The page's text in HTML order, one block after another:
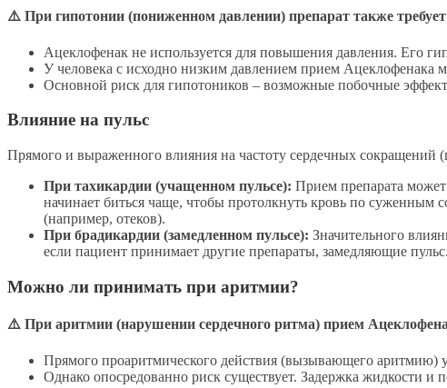
⚠️ При гипотонии (пониженном давлении) препарат также
Ацеклофенак не используется для повышения давления. Его
У человека с исходно низким давлением прием Ацеклофенака
Основной риск для гипотоников – возможные побочные
Влияние на пульс
Прямого и выраженного влияния на частоту сердечных сокращений
При тахикардии (учащенном пульсе): Прием препарата
начинает биться чаще, чтобы протолкнуть кровь по суженным
(например, отеков).
При брадикардии (замедленном пульсе): Значительного
если пациент принимает другие препараты, замедляющие пульс.
Можно ли принимать при аритмии?
⚠️ При аритмии (нарушении сердечного ритма) прием
Прямого проаритмического действия (вызывающего аритмию) у
Однако опосредованно риск существует. Задержка жидкости